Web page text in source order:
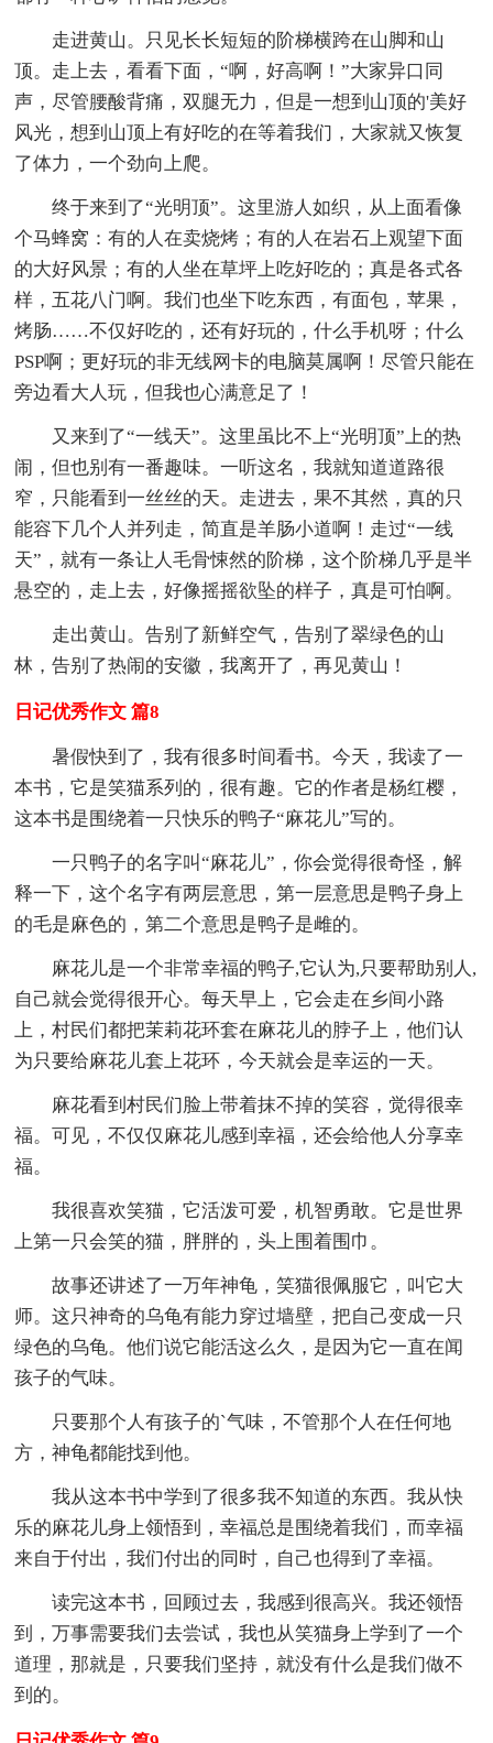
走进黄山。只见长长短短的阶梯横跨在山脚和山
顶。走上去，看看下面，“啊，好高啊！”大家异口同
声，尽管腰酸背痛，双腿无力，但是一想到山顶的'美好
风光，想到山顶上有好吃的在等着我们，大家就又恢复
了体力，一个劲向上爬。
终于来到了“光明顶”。这里游人如织，从上面看像
个马蜂窝：有的人在卖烧烤；有的人在岩石上观望下面
的大好风景；有的人坐在草坪上吃好吃的；真是各式各
样，五花八门啊。我们也坐下吃东西，有面包，苹果，
烤肠……不仅好吃的，还有好玩的，什么手机呀；什么
PSP啊；更好玩的非无线网卡的电脑莫属啊！尽管只能在
旁边看大人玩，但我也心满意足了！
又来到了“一线天”。这里虽比不上“光明顶”上的热
闹，但也别有一番趣味。一听这名，我就知道道路很
窄，只能看到一丝丝的天。走进去，果不其然，真的只
能容下几个人并列走，简直是羊肠小道啊！走过“一线
天”，就有一条让人毛骨悚然的阶梯，这个阶梯几乎是半
悬空的，走上去，好像摇摇欲坠的样子，真是可怕啊。
走出黄山。告别了新鲜空气，告别了翠绿色的山
林，告别了热闹的安徽，我离开了，再见黄山！
日记优秀作文 篇8
暑假快到了，我有很多时间看书。今天，我读了一
本书，它是笑猫系列的，很有趣。它的作者是杨红樱，
这本书是围绕着一只快乐的鸭子“麻花儿”写的。
一只鸭子的名字叫“麻花儿”，你会觉得很奇怪，解
释一下，这个名字有两层意思，第一层意思是鸭子身上
的毛是麻色的，第二个意思是鸭子是雌的。
麻花儿是一个非常幸福的鸭子,它认为,只要帮助别人,
自己就会觉得很开心。每天早上，它会走在乡间小路
上，村民们都把茉莉花环套在麻花儿的脖子上，他们认
为只要给麻花儿套上花环，今天就会是幸运的一天。
麻花看到村民们脸上带着抹不掉的笑容，觉得很幸
福。可见，不仅仅麻花儿感到幸福，还会给他人分享幸
福。
我很喜欢笑猫，它活泼可爱，机智勇敢。它是世界
上第一只会笑的猫，胖胖的，头上围着围巾。
故事还讲述了一万年神龟，笑猫很佩服它，叫它大
师。这只神奇的乌龟有能力穿过墙壁，把自己变成一只
绿色的乌龟。他们说它能活这么久，是因为它一直在闻
孩子的气味。
只要那个人有孩子的`气味，不管那个人在任何地
方，神龟都能找到他。
我从这本书中学到了很多我不知道的东西。我从快
乐的麻花儿身上领悟到，幸福总是围绕着我们，而幸福
来自于付出，我们付出的同时，自己也得到了幸福。
读完这本书，回顾过去，我感到很高兴。我还领悟
到，万事需要我们去尝试，我也从笑猫身上学到了一个
道理，那就是，只要我们坚持，就没有什么是我们做不
到的。